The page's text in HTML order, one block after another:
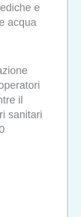
e
acqua
il
sanitari